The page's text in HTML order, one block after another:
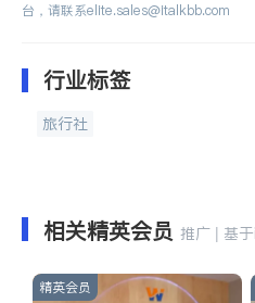
台，请联系elite.sales@italkbb.com
行业标签
旅行社
相关精英会员 推广 | 基
精英会员